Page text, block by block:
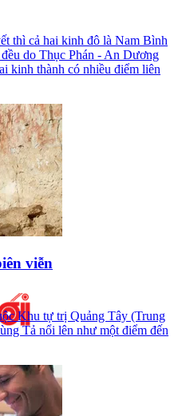
thì cả hai kinh đô là Nam Bình
do Thục Phán - An Dương
kinh thành có nhiều điểm liên
viễn
Khu tự trị Quảng Tây (Trung
Tả nổi lên như một điểm đến